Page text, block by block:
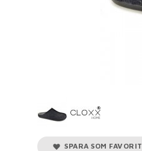
SPARA SOM FAVORIT